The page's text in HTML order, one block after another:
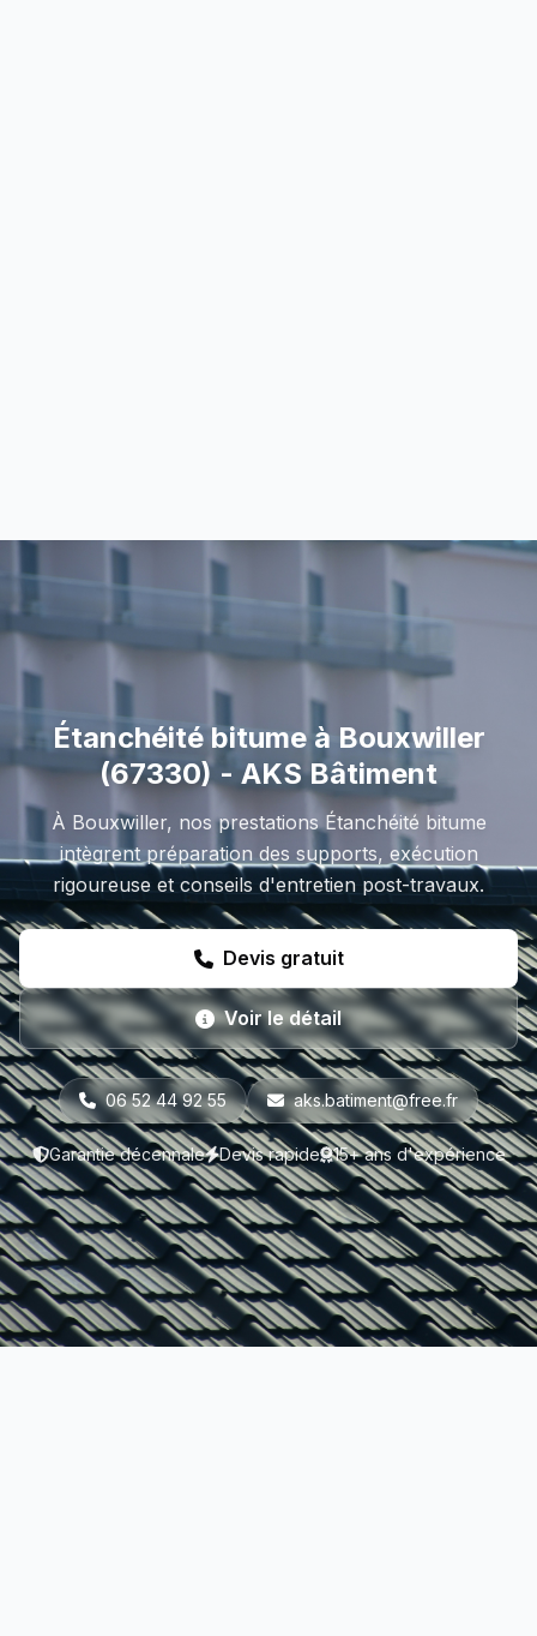
Étanchéité bitume à Bouxwiller
(67330) - AKS Bâtiment
À Bouxwiller, nos prestations Étanchéité bitume
intègrent préparation des supports, exécution
rigoureuse et conseils d'entretien post-travaux.
Devis gratuit
Voir le détail
06 52 44 92 55 aks.batiment@free.fr
Garantie décennale Devis rapide 15+ ans d'expérience